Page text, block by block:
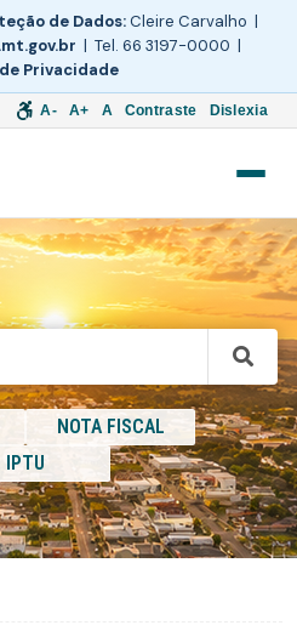
de Dados:Cleire Carvalho |
| Tel. 66 3197-0000 |
Privacidade
A- A+ A Contraste Dislexia
NOTA FISCAL
IPTU